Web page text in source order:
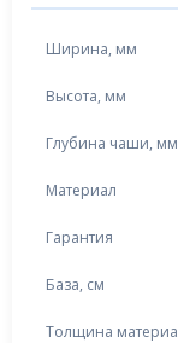
Ширина, мм
Высота, мм
Глубина чаши, мм
Материал
Гарантия
База, см
Толщина